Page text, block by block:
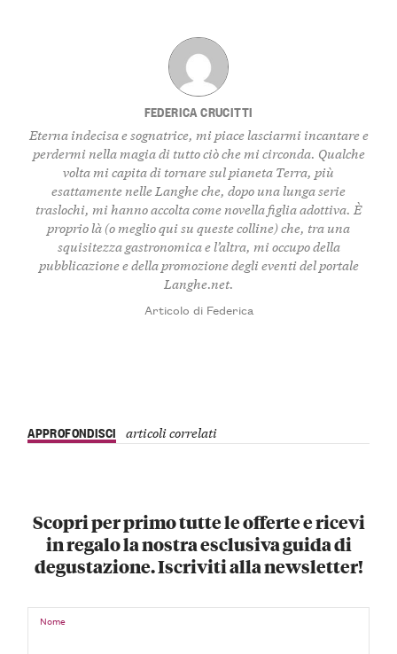
FEDERICA CRUCITTI
Eterna indecisa e sognatrice, mi piace lasciarmi incantare e
perdermi nella magia di tutto ciò che mi circonda. Qualche
volta mi capita di tornare sul pianeta Terra, più
esattamente nelle Langhe che, dopo una lunga serie
traslochi, mi hanno accolta come novella figlia adottiva. È
proprio là (o meglio qui su queste colline) che, tra una
squisitezza gastronomica e l’altra, mi occupo della
pubblicazione e della promozione degli eventi del portale
Langhe.net.
Articolo di Federica
APPROFONDISCI articoli correlati
Scopri per primo tutte le offerte e ricevi
in regalo la nostra esclusiva guida di
degustazione. Iscriviti alla newsletter!
Nome